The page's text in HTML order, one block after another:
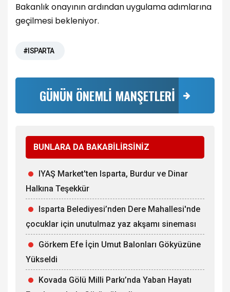
Bakanlık onayının ardından uygulama adımlarına
geçilmesi bekleniyor.
#ISPARTA
GÜNÜN ÖNEMLİ MANŞETLERİ
BUNLARA DA BAKABİLİRSİNİZ
IYAŞ Market'ten Isparta, Burdur ve Dinar
Halkına Teşekkür
Isparta Belediyesi’nden Dere Mahallesi'nde
çocuklar için unutulmaz yaz akşamı sineması
Görkem Efe İçin Umut Balonları Gökyüzüne
Yükseldi
Kovada Gölü Milli Parkı’nda Yaban Hayatı